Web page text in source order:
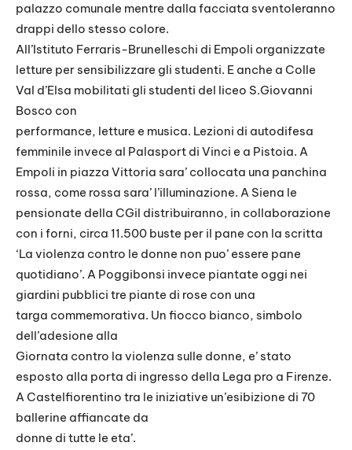
palazzo comunale mentre dalla facciata sventoleranno
drappi dello stesso colore.
All’Istituto Ferraris-Brunelleschi di Empoli organizzate
letture per sensibilizzare gli studenti. E anche a Colle
Val d’Elsa mobilitati gli studenti del liceo S.Giovanni
Bosco con
performance, letture e musica. Lezioni di autodifesa
femminile invece al Palasport di Vinci e a Pistoia. A
Empoli in piazza Vittoria sara’ collocata una panchina
rossa, come rossa sara’ l’illuminazione. A Siena le
pensionate della CGil distribuiranno, in collaborazione
con i forni, circa 11.500 buste per il pane con la scritta
‘La violenza contro le donne non puo’ essere pane
quotidiano’. A Poggibonsi invece piantate oggi nei
giardini pubblici tre piante di rose con una
targa commemorativa. Un fiocco bianco, simbolo
dell’adesione alla
Giornata contro la violenza sulle donne, e’ stato
esposto alla porta di ingresso della Lega pro a Firenze.
A Castelfiorentino tra le iniziative un’esibizione di 70
ballerine affiancate da
donne di tutte le eta’.